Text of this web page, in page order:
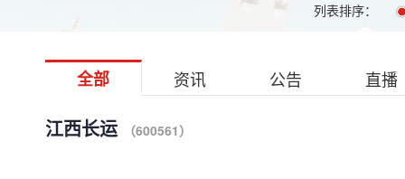
列表排序：
全部 资讯 公告 直播
江西长运 （600561）